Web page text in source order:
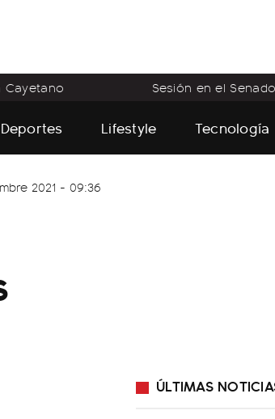
Cayetano Sesión en el Senado
Deportes Lifestyle Tecnología
2021 - 09:36
ÚLTIMAS